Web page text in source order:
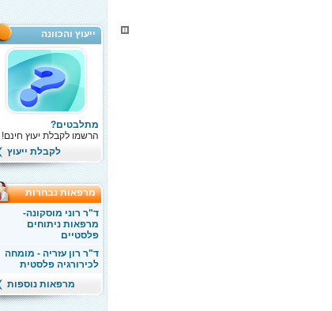
ייעוץ והכוונה
מתלבטים?
הרשמו לקבלת יעוץ חינם!
לקבלת ייעוץ
מרפאות נבחרות
ד"ר רוני מוסקונה-
מרפאות ניתוחים
פלסטיים
ד"ר רון עזריה - מומחה
לכירורגיה פלסטית
מרפאות נוספות